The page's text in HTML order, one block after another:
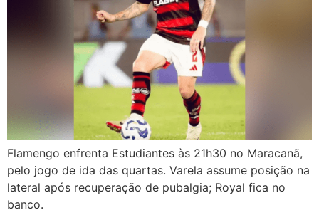
Flamengo enfrenta Estudiantes às 21h30 no Maracanã,
pelo jogo de ida das quartas. Varela assume posição na
lateral após recuperação de pubalgia; Royal fica no
banco.